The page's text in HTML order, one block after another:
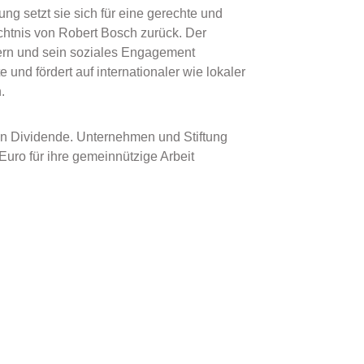
setzt sie sich für eine gerechte und
von Robert Bosch zurück. Der
und sein soziales Engagement
und fördert auf internationaler wie lokaler
Dividende. Unternehmen und Stiftung
für ihre gemeinnützige Arbeit